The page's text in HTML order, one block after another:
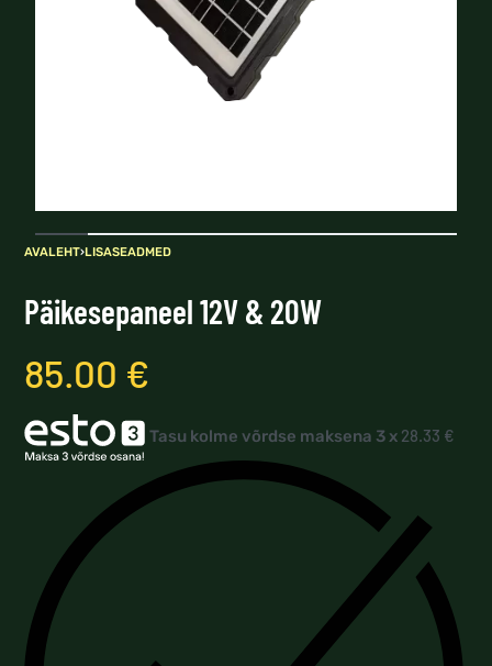
AVALEHT›LISASEADMED
Päikesepaneel 12V & 20W
85.00 €
Tasu kolme võrdse maksena 3 x 28.33 €